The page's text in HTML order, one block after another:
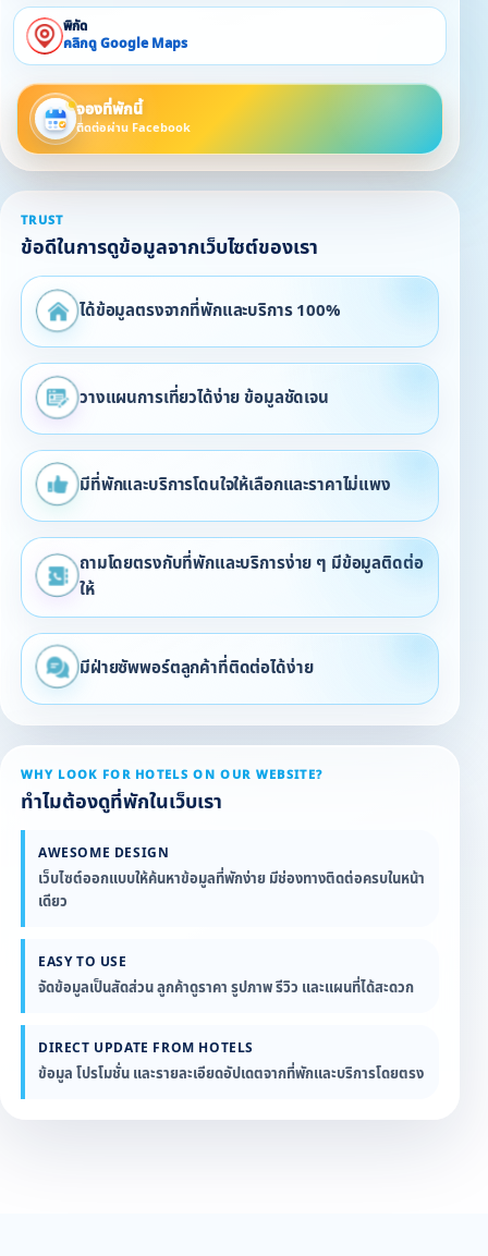
พิกัด
คลิกดู Google Maps
จองที่พักนี้
ติดต่อผ่าน Facebook
TRUST
ข้อดีในการดูข้อมูลจากเว็บไซต์ของเรา
ได้ข้อมูลตรงจากที่พักและบริการ 100%
วางแผนการเที่ยวได้ง่าย ข้อมูลชัดเจน
มีที่พักและบริการโดนใจให้เลือกและราคาไม่แพง
ถามโดยตรงกับที่พักและบริการง่าย ๆ มีข้อมูลติดต่อ
ให้
มีฝ่ายซัพพอร์ตลูกค้าที่ติดต่อได้ง่าย
WHY LOOK FOR HOTELS ON OUR WEBSITE?
ทำไมต้องดูที่พักในเว็บเรา
AWESOME DESIGN
เว็บไซต์ออกแบบให้ค้นหาข้อมูลที่พักง่าย มีช่องทางติดต่อครบในหน้า
เดียว
EASY TO USE
จัดข้อมูลเป็นสัดส่วน ลูกค้าดูราคา รูปภาพ รีวิว และแผนที่ได้สะดวก
DIRECT UPDATE FROM HOTELS
ข้อมูล โปรโมชั่น และรายละเอียดอัปเดตจากที่พักและบริการโดยตรง